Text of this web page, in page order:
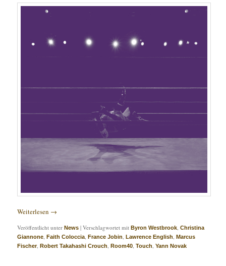
Weiterlesen →
Veröffentlicht unter News |Verschlagwortet mit Byron Westbrook,Christina
Giannone,Faith Coloccia,France Jobin,Lawrence English,Marcus
Fischer,Robert Takahashi Crouch,Room40,Touch,Yann Novak